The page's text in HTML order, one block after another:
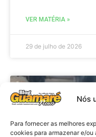
Nós
Para fornecer as melhores
cookies para armazenar e/
VER MATÉRIA »
29 de julho de 2026